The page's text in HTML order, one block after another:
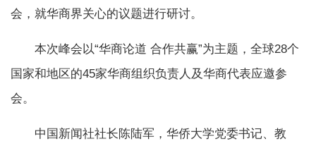
会，就华商界关心的议题进行研讨。
本次峰会以“华商论道 合作共赢”为主题，全球28个
国家和地区的45家华商组织负责人及华商代表应邀参
会。
中国新闻社社长陈陆军，华侨大学党委书记、教